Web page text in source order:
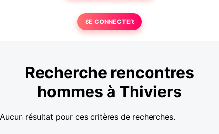
SE CONNECTER
Recherche rencontres
hommes à Thiviers
Aucun résultat pour ces critères de recherches.